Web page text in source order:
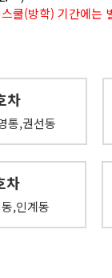
쿨(방학) 기간에는
차
통,권선동
차
,인계동